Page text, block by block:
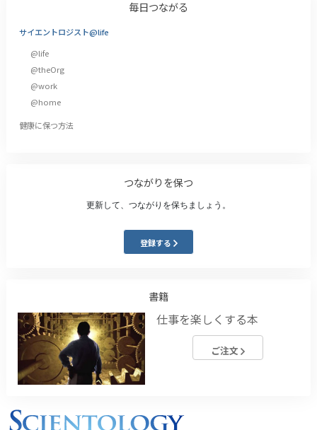
毎日つながる
サイエントロジスト@life
@life
@theOrg
@work
@home
健康に保つ方法
つながりを保つ
更新して、つながりを保ちましょう。
登録する
書籍
仕事を楽しくする本
ご注文